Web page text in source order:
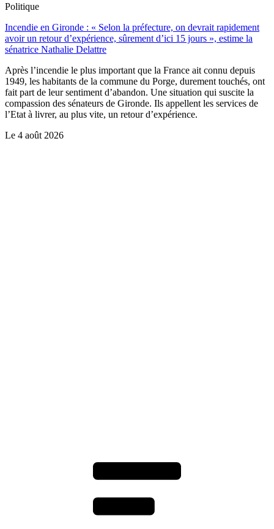
Politique
Incendie en Gironde : « Selon la préfecture, on devrait rapidement
avoir un retour d’expérience, sûrement d’ici 15 jours », estime la
sénatrice Nathalie Delattre
Après l’incendie le plus important que la France ait connu depuis
1949, les habitants de la commune du Porge, durement touchés, ont
fait part de leur sentiment d’abandon. Une situation qui suscite la
compassion des sénateurs de Gironde. Ils appellent les services de
l’Etat à livrer, au plus vite, un retour d’expérience.
Le 4 août 2026